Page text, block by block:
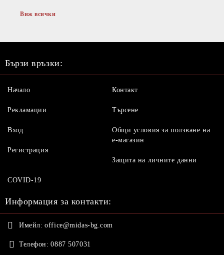
Виж всички
Бързи връзки:
Начало
Рекламации
Вход
Регистрация
Контакт
Търсене
Общи условия за ползване на
е-магазин
Защита на личните данни
COVID-19
Информация за контакти:
Имейл: office@midas-bg.com
Телефон: 0887 507031